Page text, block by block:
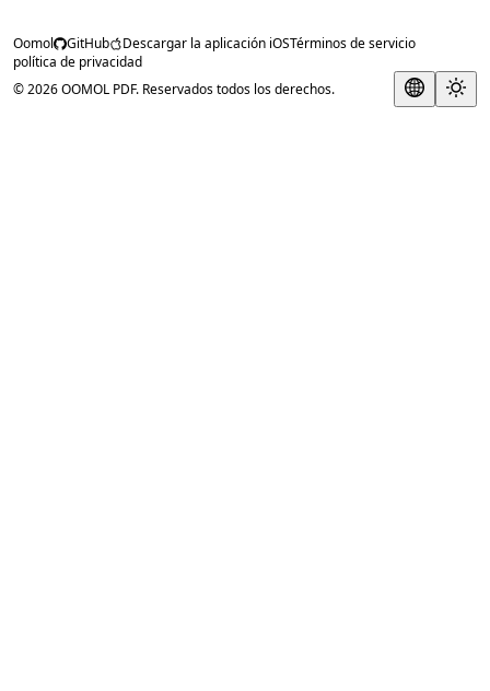
Oomol GitHub Descargar la aplicación iOSTérminos de servicio
política de privacidad
© 2026 OOMOL PDF. Reservados todos los derechos.